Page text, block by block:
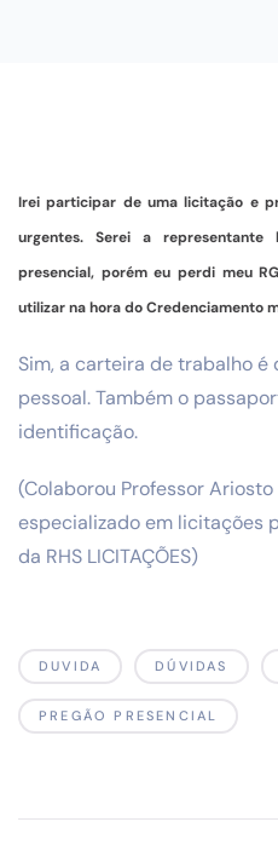
Irei participar de uma licitação e
urgentes. Serei a
presencial, porém eu perdi meu
utilizar na hora do Credenciamento
Sim, a carteira de trabalho
pessoal. Também o
identificação.
(Colaborou Professor
especializado em licitações
da RHS LICITAÇÕES)
DUVIDA DÚVIDAS
PREGÃO PRESENCIAL